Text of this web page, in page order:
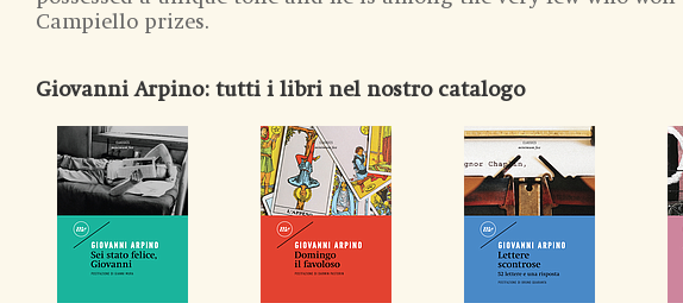
Campiello prizes.
Giovanni Arpino: tutti i libri nel nostro catalogo